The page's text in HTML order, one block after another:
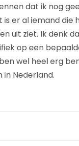
dat ik nog
er al iemand die
uit ziet. Ik denk
op een
wel heel erg
Nederland.